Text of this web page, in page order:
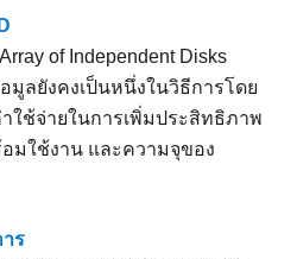
of Independent Disks
มูลยังคงเป็นหนึ่งในวิธีการโดย
ใช้จ่ายในการเพิ่มประสิทธิภาพ
มใช้งาน และความจุของ
ร